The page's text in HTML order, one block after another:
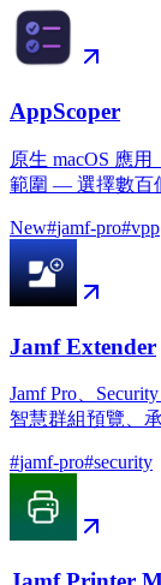
AppScoper
原生 macOS 應
範圍 — 選擇數百
New#jamf-pro#vpp
Jamf Extender
Jamf Pro、
智慧群組預覽、
#jamf-pro#security